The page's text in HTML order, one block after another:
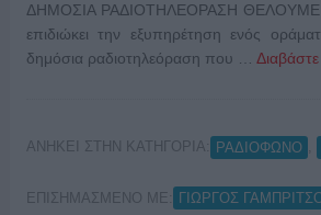
ΔΗΜΟΣΙΑ ΡΑΔΙΟΤΗΛΕΟΡΑΣΗ ΘΕΛΟΥΜΕ
επιδιώκει την εξυπηρέτηση ενός
δημόσια ραδιοτηλεόραση που …
ΑΝΗΚΕΙ ΣΤΗΝ ΚΑΤΗΓΟΡΙΑ: ΡΑΔΙΟΦΩΝΟ
ΕΠΙΣΗΜΑΣΜΕΝΟ ΜΕ: ΓΙΩΡΓΟΣ